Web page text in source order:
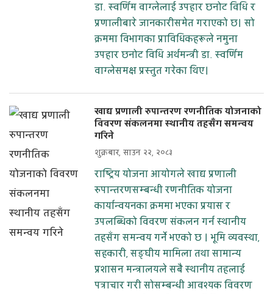
डा. स्वर्णिम वाग्लेलाई उपहार छनोट विधि र
प्रणालीबारे जानकारीसमेत गराएको छ। सो
क्रममा विभागका प्राविधिकहरूले नमुना
उपहार छनोट विधि अर्थमन्त्री डा. स्वर्णिम
वाग्लेसमक्ष प्रस्तुत गरेका थिए।
खाद्य प्रणाली रुपान्तरण रणनीतिक योजनाको
विवरण संकलनमा स्थानीय तहसँग समन्वय
गरिने
शुक्रबार, साउन २२, २०८३
राष्ट्रिय योजना आयोगले खाद्य प्रणाली
रुपान्तरणसम्बन्धी रणनीतिक योजना
कार्यान्वयनका क्रममा भएका प्रयास र
उपलब्धिको विवरण संकलन गर्न स्थानीय
तहसँग समन्वय गर्ने भएको छ । भूमि व्यवस्था,
सहकारी, सङ्घीय मामिला तथा सामान्य
प्रशासन मन्त्रालयले सबै स्थानीय तहलाई
पत्राचार गरी सोसम्बन्धी आवश्यक विवरण